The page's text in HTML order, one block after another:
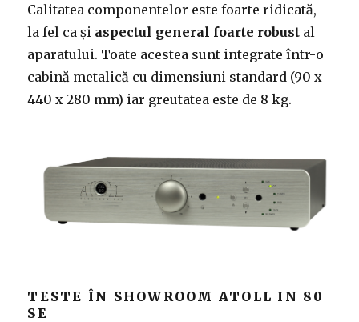
Calitatea componentelor este foarte ridicată,
la fel ca și aspectul general foarte robust al
aparatului. Toate acestea sunt integrate într-o
cabină metalică cu dimensiuni standard (90 x
440 x 280 mm) iar greutatea este de 8 kg.
TESTE ÎN SHOWROOM ATOLL IN 80
SE